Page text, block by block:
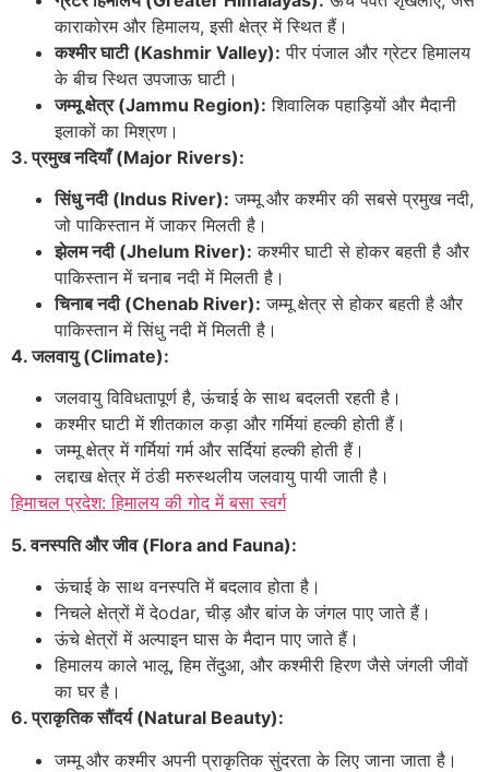
काराकोरम और हिमालय, इसी क्षेत्र में स्थित हैं।
कश्मीर घाटी (Kashmir Valley): पीर पंजाल और ग्रेटर हिमालय
के बीच स्थित उपजाऊ घाटी।
जम्मू क्षेत्र (Jammu Region): शिवालिक पहाड़ियों और मैदानी
इलाकों का मिश्रण।
3. प्रमुख नदियाँ (Major Rivers):
सिंधु नदी (Indus River): जम्मू और कश्मीर की सबसे प्रमुख नदी,
जो पाकिस्तान में जाकर मिलती है।
झेलम नदी (Jhelum River): कश्मीर घाटी से होकर बहती है और
पाकिस्तान में चनाब नदी में मिलती है।
चिनाब नदी (Chenab River): जम्मू क्षेत्र से होकर बहती है और
पाकिस्तान में सिंधु नदी में मिलती है।
4. जलवायु (Climate):
जलवायु विविधतापूर्ण है, ऊंचाई के साथ बदलती रहती है।
कश्मीर घाटी में शीतकाल कड़ा और गर्मियां हल्की होती हैं।
जम्मू क्षेत्र में गर्मियां गर्म और सर्दियां हल्की होती हैं।
लद्दाख क्षेत्र में ठंडी मरुस्थलीय जलवायु पायी जाती है।
हिमाचल प्रदेश: हिमालय की गोद में बसा स्वर्ग
5. वनस्पति और जीव (Flora and Fauna):
ऊंचाई के साथ वनस्पति में बदलाव होता है।
निचले क्षेत्रों में देodar, चीड़ और बांज के जंगल पाए जाते हैं।
ऊंचे क्षेत्रों में अल्पाइन घास के मैदान पाए जाते हैं।
हिमालय काले भालू, हिम तेंदुआ, और कश्मीरी हिरण जैसे जंगली जीवों
का घर है।
6. प्राकृतिक सौंदर्य (Natural Beauty):
जम्मू और कश्मीर अपनी प्राकृतिक सुंदरता के लिए जाना जाता है।